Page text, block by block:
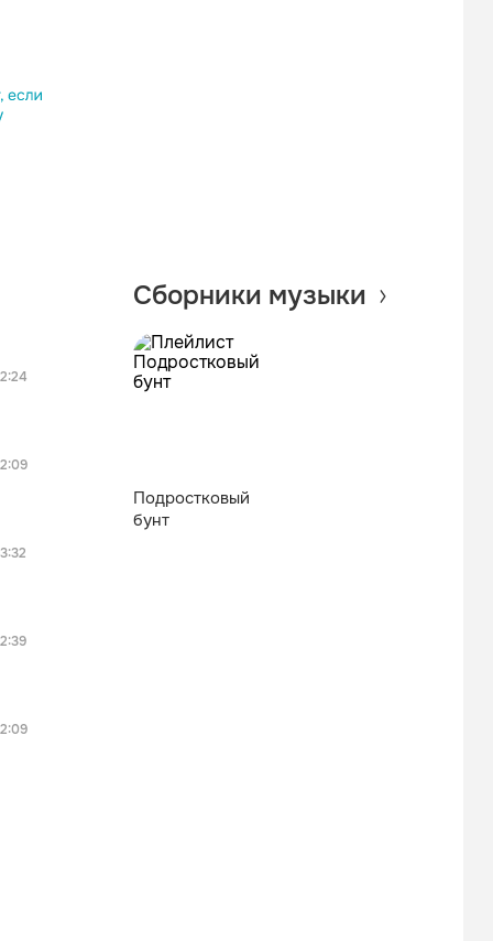
ссылку
Сборники музыки
Подростковый
бунт